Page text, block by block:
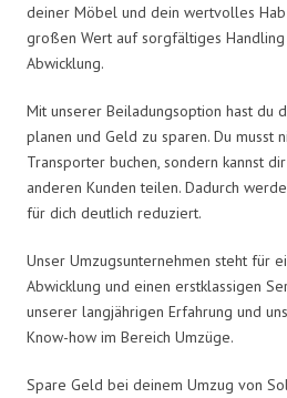
deiner Möbel und dein wertvolles
großen Wert auf sorgfältiges
Abwicklung.
Mit unserer Beiladungsoption hast du
planen und Geld zu sparen. Du musst
Transporter buchen, sondern kannst
anderen Kunden teilen. Dadurch
für dich deutlich reduziert.
Unser Umzugsunternehmen steht für
Abwicklung und einen erstklassigen
unserer langjährigen Erfahrung und
Know-how im Bereich Umzüge.
Spare Geld bei deinem Umzug von